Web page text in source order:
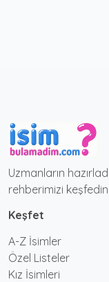
Uzmanların
rehberimizi keşfedin.
Keşfet
A-Z İsimler
Özel Listeler
Kız İsimleri